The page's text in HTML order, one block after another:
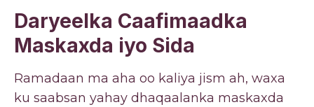
Daryeelka Caafimaadka
Maskaxda iyo Sida
Ramadaan ma aha oo kaliya jism ah, waxa
ku saabsan yahay dhaqaalanka maskaxda